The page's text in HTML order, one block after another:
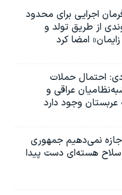
اجرایی برای محدود
از طریق تولد و
امضا کرد
احتمال حملات
عراقی و
وجود دارد
نمی‌دهیم جمهوری
سلاح هسته‌ای دست پیدا